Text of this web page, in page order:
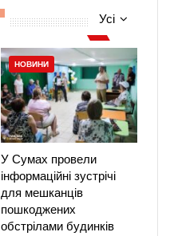
Усі
НОВИНИ
У Сумах провели
інформаційні зустрічі
для мешканців
пошкоджених
обстрілами будинків